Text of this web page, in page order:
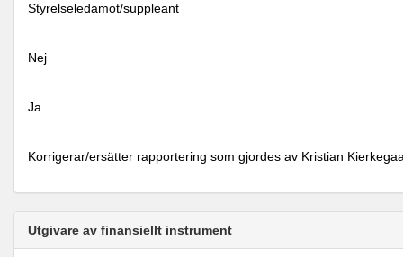
Styrelseledamot/suppleant
Nej
Ja
Korrigerar/ersätter rapportering som gjordes av Kristian
Utgivare av finansiellt instrument